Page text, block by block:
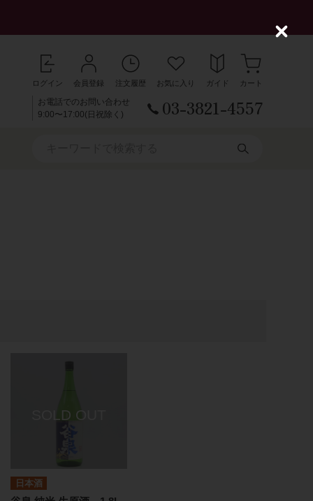
ログイン 会員登録 注文履歴 お気に入り ガイド カート
お電話でのお問い合わせ
9:00〜17:00(日祝除く)
03-3821-4557
日本酒
C